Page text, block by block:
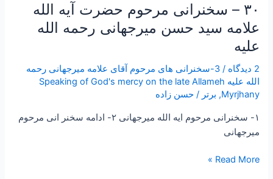
۳۰ – سخنرانی مرحوم حضرت آیه الله
علامه سید حسن میرجهانی رحمه الله
علیه
2 دیدگاه / 3-سخنرانی های مرحوم آقای علامه میرجهانی رحمه
الله علیه Speaking of God's mercy on the late Allameh
Myrjhany
, برتر /حسن زاده
۱- سخنرانی مرحوم ایه الله میرجهانی ۲- ادامه سخنر انی مرحوم
میرجهانی
Read More »